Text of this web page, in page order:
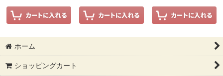
ホーム
ショッピングカート